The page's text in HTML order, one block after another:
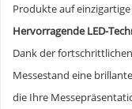
Produkte auf
Hervorragende LED-
Dank der
Messestand eine
die Ihre